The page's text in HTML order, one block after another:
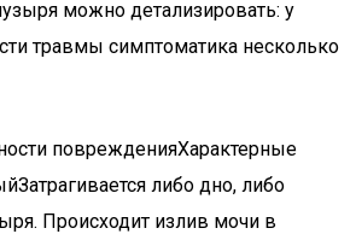
можно детализировать: у
травмы симптоматика несколько
поврежденияХарактерные
либо дно, либо
Происходит излив мочи в